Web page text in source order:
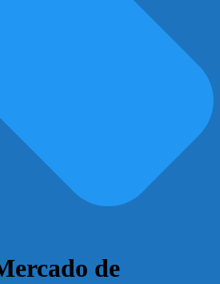
de